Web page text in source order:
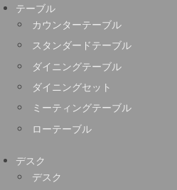
テーブル
カウンターテーブル
スタンダードテーブル
ダイニングテーブル
ダイニングセット
ミーティングテーブル
ローテーブル
デスク
デスク